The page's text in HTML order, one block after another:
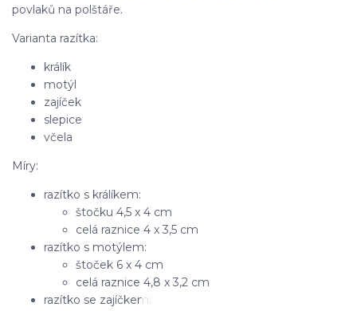
povlaků na polštáře.
Varianta razítka:
králík
motýl
zajíček
slepice
včela
Míry:
razítko s králíkem:
štočku 4,5 x 4 cm
celá raznice 4 x 3,5 cm
razítko s motýlem:
štoček 6 x 4 cm
celá raznice 4,8 x 3,2 cm
razítko se zajíčkem: